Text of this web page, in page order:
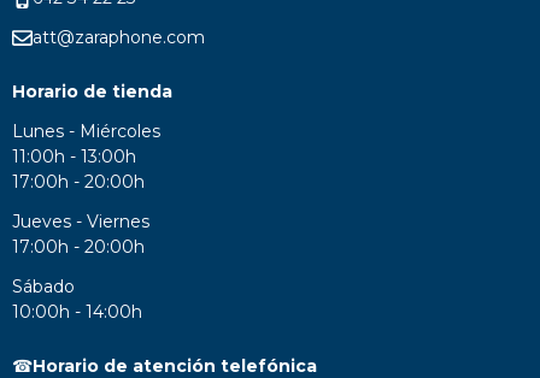
att@zaraphone.com
Horario de tienda
Lunes - Miércoles
11:00h - 13:00h
17:00h - 20:00h
Jueves - Viernes
17:00h - 20:00h
Sábado
10:00h - 14:00h
☎Horario de atención telefónica